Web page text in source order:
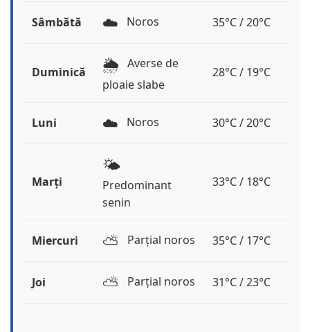
Sâmbătă ☁️ Noros 35°C / 20°C
Duminică 🌦️ Averse de
ploaie slabe
28°C / 19°C
Luni ☁️ Noros 30°C / 20°C
Marți
🌤️
Predominant
senin
33°C / 18°C
Miercuri ⛅️ Parțial noros 35°C / 17°C
Joi ⛅️ Parțial noros 31°C / 23°C